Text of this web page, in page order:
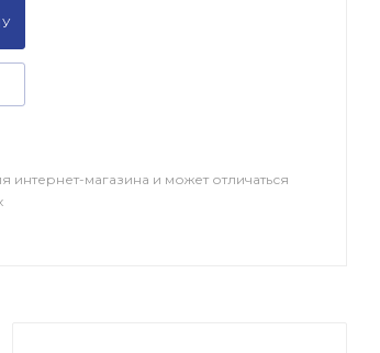
интернет-магазина и может отличаться